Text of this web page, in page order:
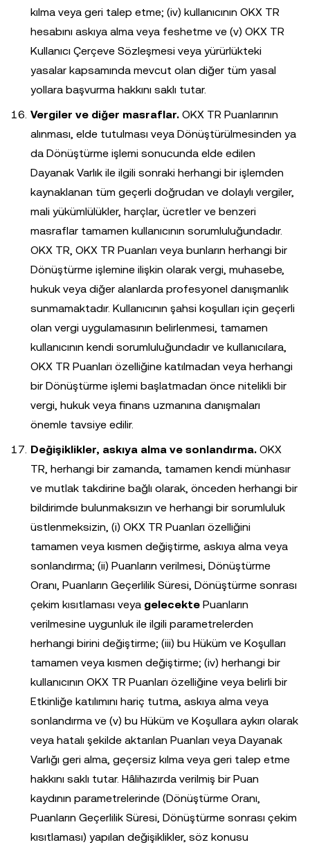
kılma veya geri talep etme; (iv) kullanıcının OKX TR
hesabını askıya alma veya feshetme ve (v) OKX TR
Kullanıcı Çerçeve Sözleşmesi veya yürürlükteki
yasalar kapsamında mevcut olan diğer tüm yasal
yollara başvurma hakkını saklı tutar.
Vergiler ve diğer masraflar. OKX TR Puanlarının
alınması, elde tutulması veya Dönüştürülmesinden ya
da Dönüştürme işlemi sonucunda elde edilen
Dayanak Varlık ile ilgili sonraki herhangi bir işlemden
kaynaklanan tüm geçerli doğrudan ve dolaylı vergiler,
mali yükümlülükler, harçlar, ücretler ve benzeri
masraflar tamamen kullanıcının sorumluluğundadır.
OKX TR, OKX TR Puanları veya bunların herhangi bir
Dönüştürme işlemine ilişkin olarak vergi, muhasebe,
hukuk veya diğer alanlarda profesyonel danışmanlık
sunmamaktadır. Kullanıcının şahsi koşulları için geçerli
olan vergi uygulamasının belirlenmesi, tamamen
kullanıcının kendi sorumluluğundadır ve kullanıcılara,
OKX TR Puanları özelliğine katılmadan veya herhangi
bir Dönüştürme işlemi başlatmadan önce nitelikli bir
vergi, hukuk veya finans uzmanına danışmaları
önemle tavsiye edilir.
Değişiklikler, askıya alma ve sonlandırma. OKX
TR, herhangi bir zamanda, tamamen kendi münhasır
ve mutlak takdirine bağlı olarak, önceden herhangi bir
bildirimde bulunmaksızın ve herhangi bir sorumluluk
üstlenmeksizin, (i) OKX TR Puanları özelliğini
tamamen veya kısmen değiştirme, askıya alma veya
sonlandırma; (ii) Puanların verilmesi, Dönüştürme
Oranı, Puanların Geçerlilik Süresi, Dönüştürme sonrası
çekim kısıtlaması veya gelecekte Puanların
verilmesine uygunluk ile ilgili parametrelerden
herhangi birini değiştirme; (iii) bu Hüküm ve Koşulları
tamamen veya kısmen değiştirme; (iv) herhangi bir
kullanıcının OKX TR Puanları özelliğine veya belirli bir
Etkinliğe katılımını hariç tutma, askıya alma veya
sonlandırma ve (v) bu Hüküm ve Koşullara aykırı olarak
veya hatalı şekilde aktarılan Puanları veya Dayanak
Varlığı geri alma, geçersiz kılma veya geri talep etme
hakkını saklı tutar. Hâlihazırda verilmiş bir Puan
kaydının parametrelerinde (Dönüştürme Oranı,
Puanların Geçerlilik Süresi, Dönüştürme sonrası çekim
kısıtlaması) yapılan değişiklikler, söz konusu